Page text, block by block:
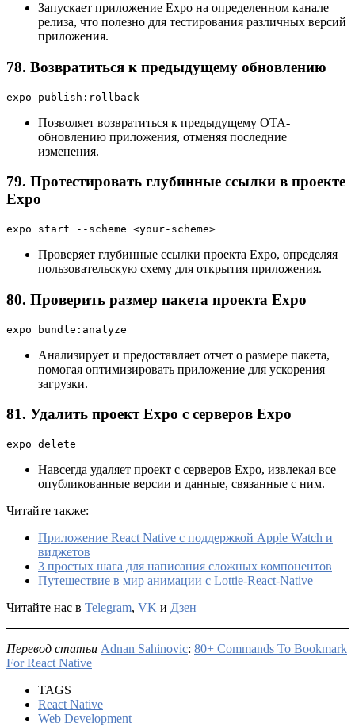
Запускает приложение Expo на определенном канале
релиза, что полезно для тестирования различных версий
приложения.
78. Возвратиться к предыдущему обновлению
expo publish:rollback
Позволяет возвратиться к предыдущему OTA-
обновлению приложения, отменяя последние
изменения.
79. Протестировать глубинные ссылки в проекте
Expo
expo start --scheme <your-scheme>
Проверяет глубинные ссылки проекта Expo, определяя
пользовательскую схему для открытия приложения.
80. Проверить размер пакета проекта Expo
expo bundle:analyze
Анализирует и предоставляет отчет о размере пакета,
помогая оптимизировать приложение для ускорения
загрузки.
81. Удалить проект Expo с серверов Expo
expo delete
Навсегда удаляет проект с серверов Expo, извлекая все
опубликованные версии и данные, связанные с ним.
Читайте также:
Приложение React Native с поддержкой Apple Watch и
виджетов
3 простых шага для написания сложных компонентов
Путешествие в мир анимации с Lottie-React-Native
Читайте нас в Telegram, VK и Дзен
Перевод статьи Adnan Sahinovic: 80+ Commands To Bookmark
For React Native
TAGS
React Native
Web Development